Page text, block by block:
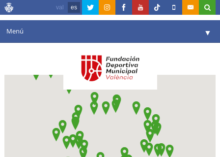
val es
Menú ▼
Agenda
Valencia en deporte